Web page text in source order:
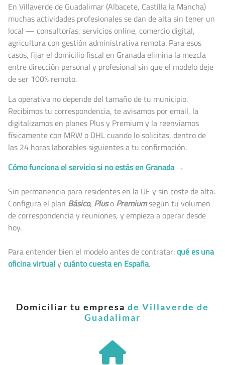
En Villaverde de Guadalimar (Albacete, Castilla la Mancha)
muchas actividades profesionales se dan de alta sin tener un
local — consultorías, servicios online, comercio digital,
agricultura con gestión administrativa remota. Para esos
casos, fijar el domicilio fiscal en Granada elimina la mezcla
entre dirección personal y profesional sin que el modelo deje
de ser 100% remoto.
La operativa no depende del tamaño de tu municipio.
Recibimos tu correspondencia, te avisamos por email, la
digitalizamos en planes Plus y Premium y la reenviamos
físicamente con MRW o DHL cuando lo solicitas, dentro de
las 24 horas laborables siguientes a tu confirmación.
Cómo funciona el servicio si no estás en Granada →
Sin permanencia para residentes en la UE y sin coste de alta.
Configura el plan Básico, Pluso Premiumsegún tu volumen
de correspondencia y reuniones, y empieza a operar desde
hoy.
Para entender bien el modelo antes de contratar:qué es una
oficina virtual ycuánto cuesta en España.
Domiciliar tu empresa de Villaverde de
Guadalimar